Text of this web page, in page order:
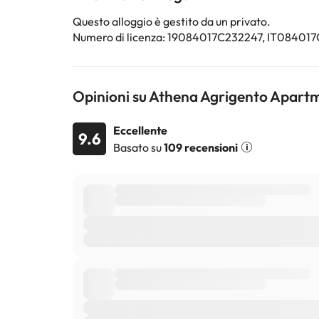
sono soggette a modifiche da parte della struttura.
Questo alloggio è gestito da un privato.
Numero di licenza: 19084017C232247,
Opinioni su Athena Agrigento
9.6
Eccellente
Basato su109 recensioni